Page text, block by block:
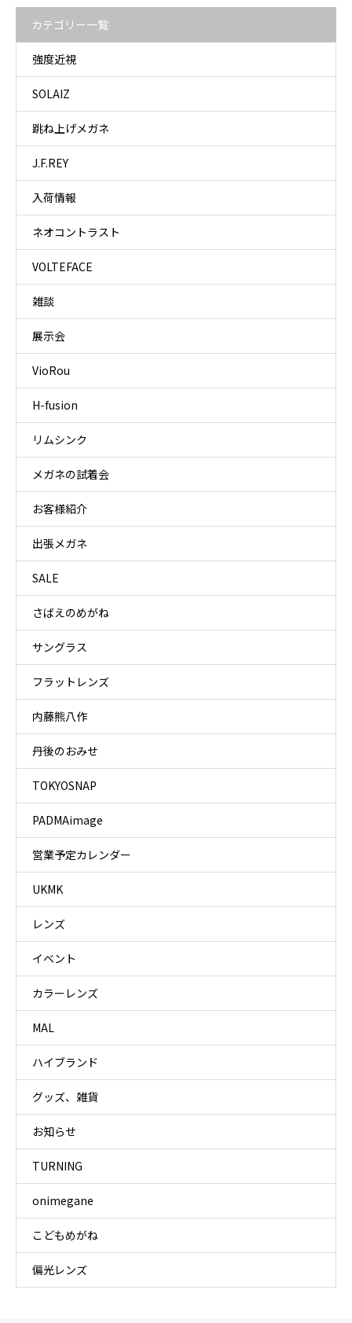
カテゴリー一覧
強度近視
SOLAIZ
跳ね上げメガネ
J.F.REY
入荷情報
ネオコントラスト
VOLTEFACE
雑談
展示会
VioRou
H-fusion
リムシンク
メガネの試着会
お客様紹介
出張メガネ
SALE
さばえのめがね
サングラス
フラットレンズ
内藤熊八作
丹後のおみせ
TOKYOSNAP
PADMAimage
営業予定カレンダー
UKMK
レンズ
イベント
カラーレンズ
MAL
ハイブランド
グッズ、雑貨
お知らせ
TURNING
onimegane
こどもめがね
偏光レンズ